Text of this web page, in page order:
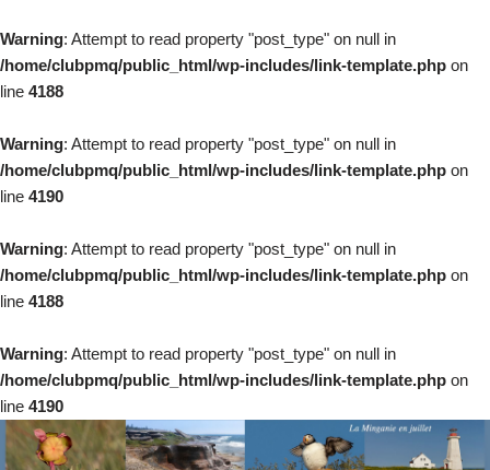
Warning: Attempt to read property "post_type" on null in
/home/clubpmq/public_html/wp-includes/link-template.php on
line 4188
Warning: Attempt to read property "post_type" on null in
/home/clubpmq/public_html/wp-includes/link-template.php on
line 4190
Warning: Attempt to read property "post_type" on null in
/home/clubpmq/public_html/wp-includes/link-template.php on
line 4188
Warning: Attempt to read property "post_type" on null in
/home/clubpmq/public_html/wp-includes/link-template.php on
line 4190